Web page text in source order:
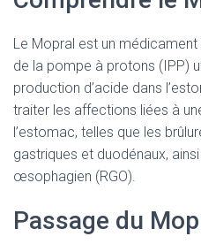
Le Mopral est un
de la pompe à protons (IPP)
production d’acide dans
traiter les affections liées à
l’estomac, telles que les
gastriques et duodénaux,
œsophagien (RGO).
Passage du